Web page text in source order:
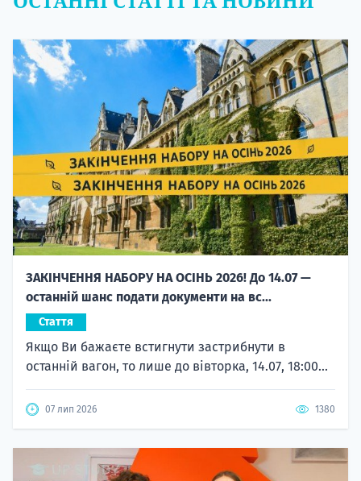
ЗАКІНЧЕННЯ НАБОРУ НА ОСІНЬ 2026! До 14.07 —
останній шанс подати документи на вс...
Стаття
Якщо Ви бажаєте встигнути застрибнути в
останній вагон, то лише до вівторка, 14.07, 18:00...
07 лип 2026 1380